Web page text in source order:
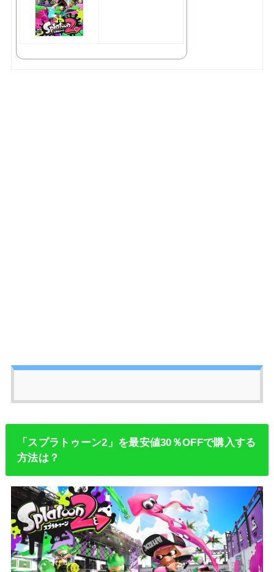
「スプラトゥーン2」を最安値30％OFFで購入する
方法は？